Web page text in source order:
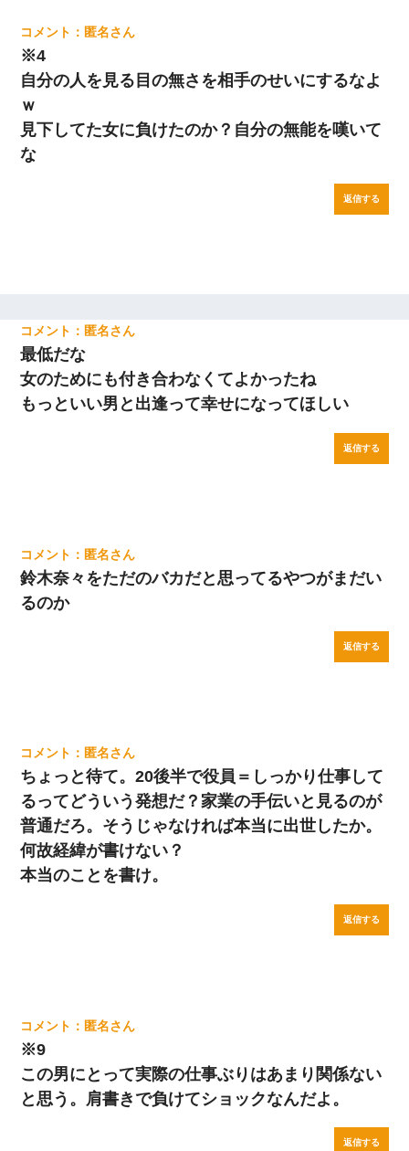
匿名
※4
自分の人を見る目の無さを相手のせいにするなよ
ｗ
見下してた女に負けたのか？自分の無能を嘆いて
な
返信する
匿名
最低だな
女のためにも付き合わなくてよかったね
もっといい男と出逢って幸せになってほしい
返信する
匿名
鈴木奈々をただのバカだと思ってるやつがまだい
るのか
返信する
匿名
ちょっと待て。20後半で役員＝しっかり仕事して
るってどういう発想だ？家業の手伝いと見るのが
普通だろ。そうじゃなければ本当に出世したか。
何故経緯が書けない？
本当のことを書け。
返信する
匿名
※9
この男にとって実際の仕事ぶりはあまり関係ない
と思う。肩書きで負けてショックなんだよ。
返信する